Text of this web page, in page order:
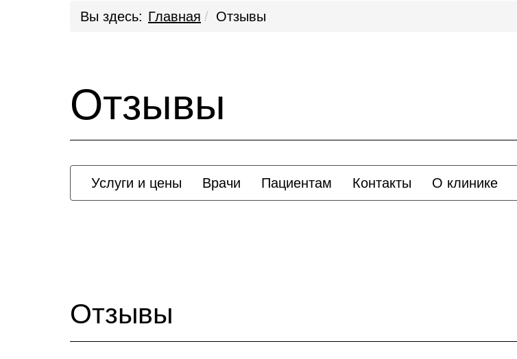
Вы здесь: Главная Отзывы
Отзывы
Услуги и цены Врачи Пациентам Контакты О клинике
Отзывы